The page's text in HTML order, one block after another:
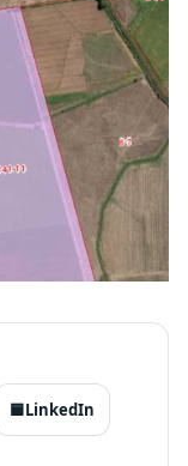
🟦LinkedIn